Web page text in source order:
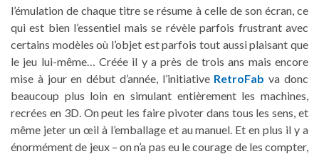
l’émulation de chaque titre se résume à celle de son écran, ce
qui est bien l’essentiel mais se révèle parfois frustrant avec
certains modèles où l’objet est parfois tout aussi plaisant que
le jeu lui-même… Créée il y a près de trois ans mais encore
mise à jour en début d’année, l’initiative RetroFab va donc
beaucoup plus loin en simulant entièrement les machines,
recrées en 3D. On peut les faire pivoter dans tous les sens, et
même jeter un œil à l’emballage et au manuel. Et en plus il y a
énormément de jeux – on n’a pas eu le courage de les compter,